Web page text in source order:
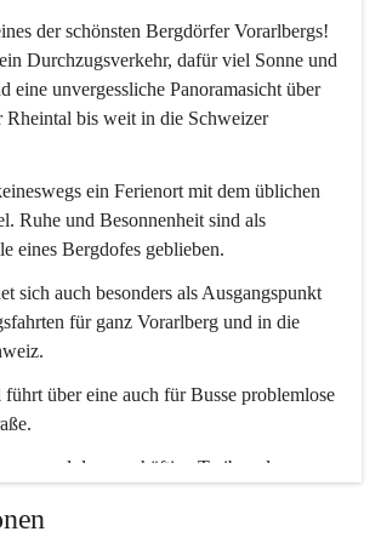
der schönsten Bergdörfer Vorarlbergs!
Durchzugsverkehr, dafür viel Sonne und
eine unvergessliche Panoramasicht über
Rheintal bis weit in die Schweizer
ein Ferienort mit dem üblichen
Ruhe und Besonnenheit sind als
eines Bergdofes geblieben.
sich auch besonders als Ausgangspunkt
für ganz Vorarlberg und in die
über eine auch für Busse problemlose
und das geschäftige Treiben der